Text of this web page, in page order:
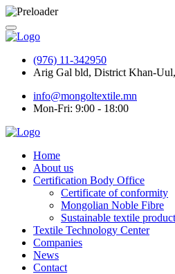
(976) 11-342950
Arig Gal bld, District Khan-
info@mongoltextile.mn
Mon-Fri: 9:00 - 18:00
Home
About us
Certification Body Office
Certificate of conformity
Mongolian Noble Fibre
Sustainable textile
Textile Technology Center
Companies
News
Contact